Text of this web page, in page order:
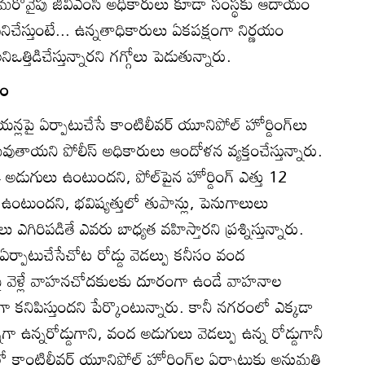
ఉన్నతాధికారులు ఏకపక్షంగా నిర్ణయం
గగ్గోలు పెడుతున్నారు.
ఏర్పాటుచేసే కాంటిలీవర్‌ యూనిపోల్‌ హోర్డింగ్‌లు
పోలీస్‌ అధికారులు ఆందోళన వ్యక్తంచేస్తున్నారు.
ఉంటుందని, పోల్‌పైన హోర్డింగ్‌ ఎత్తు 12
భవిష్యత్తులో తుపాన్లు, పెనుగాలులు
ఎవరు బాధ్యత వహిస్తారని ప్రశ్నిస్తున్నారు.
రోడ్డు వెడల్పు కనీసం వంద
వెళ్లే వాహనచోదకులకు దూరంగా ఉండే వాహనాల
కనిపిస్తుందని పేర్కొంటున్నారు. కానీ నగరంలో ఎక్కడా
వంద అడుగులు వెడల్పు ఉన్న రోడ్డుగానీ
కాంటిలీవర్‌ యూనిపోల్‌ హోర్డింగ్‌ల ఏర్పాటుకు అనుమతి